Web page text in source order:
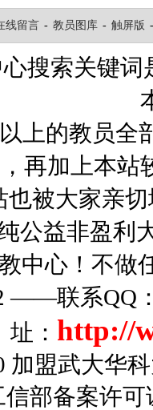
线留言 - 教员图库 - 触屏版
搜索关键
上的教员全
再加上本站
也被大家亲
公益非盈利
中心！不做
——联系QQ
址： http://
加盟武大华
信部备案许可